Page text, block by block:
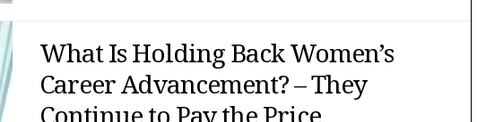
What Is Holding Back Women’s
Career Advancement? – They
Continue to Pay the Price